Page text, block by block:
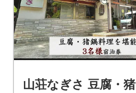
山荘なぎさ 豆腐・猪